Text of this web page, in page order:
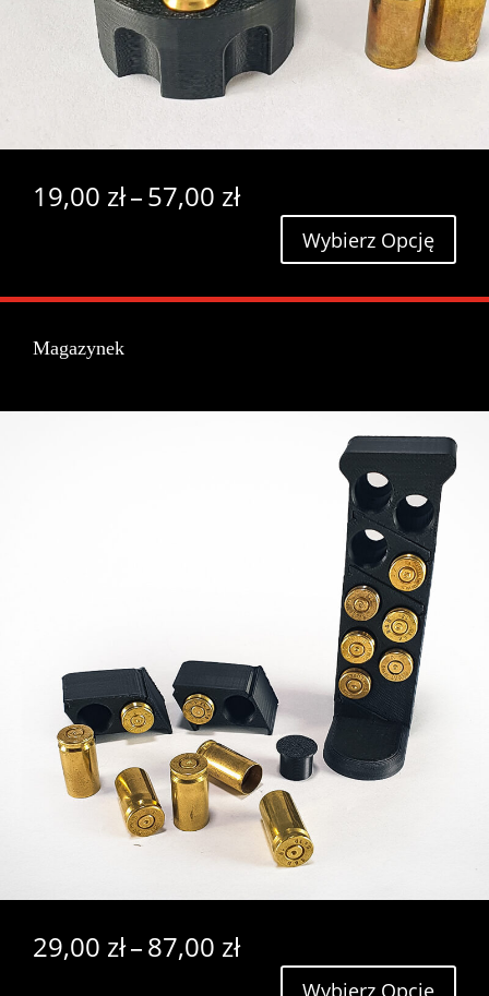
19,00 zł–57,00 złZakres
cen:
do
Wybierz Opcję
Magazynek
29,00 zł–87,00 złZakres
cen: Wybierz Opcję